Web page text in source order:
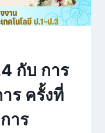
กับ การ
ร ครั้งที่
าร